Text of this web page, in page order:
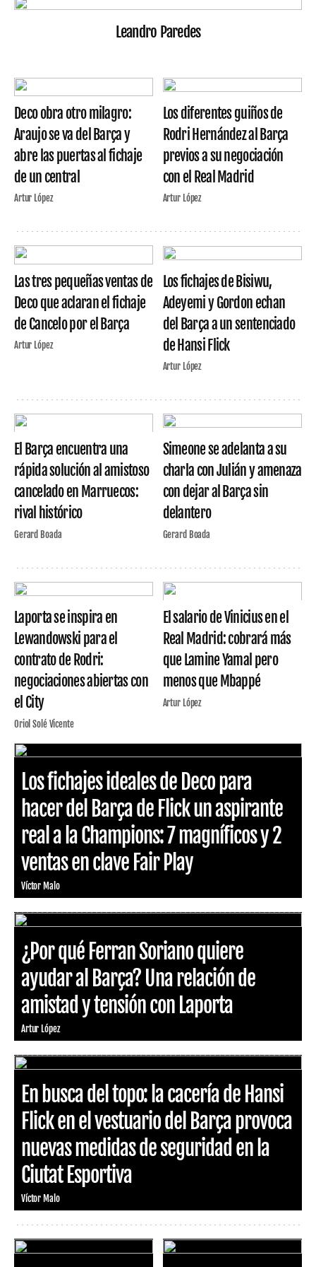
Leandro Paredes
Deco obra otro milagro:
Araujo se va del Barça y
abre las puertas al fichaje
de un central
Artur López
Los diferentes guiños de
Rodri Hernández al Barça
previos a su negociación
con el Real Madrid
Artur López
Las tres pequeñas ventas de
Deco que aclaran el fichaje
de Cancelo por el Barça
Artur López
Los fichajes de Bisiwu,
Adeyemi y Gordon echan
del Barça a un sentenciado
de Hansi Flick
Artur López
El Barça encuentra una
rápida solución al amistoso
cancelado en Marruecos:
rival histórico
Gerard Boada
Simeone se adelanta a su
charla con Julián y amenaza
con dejar al Barça sin
delantero
Gerard Boada
Laporta se inspira en
Lewandowski para el
contrato de Rodri:
negociaciones abiertas con
el City
Oriol Solé Vicente
El salario de Vinicius en el
Real Madrid: cobrará más
que Lamine Yamal pero
menos que Mbappé
Artur López
Los fichajes ideales de Deco para
hacer del Barça de Flick un aspirante
real a la Champions: 7 magníficos y 2
ventas en clave Fair Play
Víctor Malo
¿Por qué Ferran Soriano quiere
ayudar al Barça? Una relación de
amistad y tensión con Laporta
Artur López
En busca del topo: la cacería de Hansi
Flick en el vestuario del Barça provoca
nuevas medidas de seguridad en la
Ciutat Esportiva
Víctor Malo